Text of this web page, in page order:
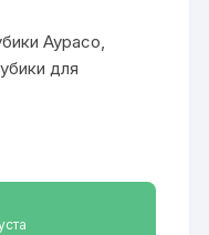
Аурасо,
для